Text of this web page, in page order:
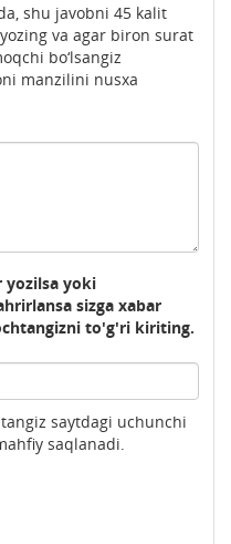
shu javobni 45 kalit
va agar biron surat
bo‘lsangiz
manzilini nusxa
yozilsa yoki
sizga xabar
to'g'ri kiriting.
saytdagi uchunchi
saqlanadi.